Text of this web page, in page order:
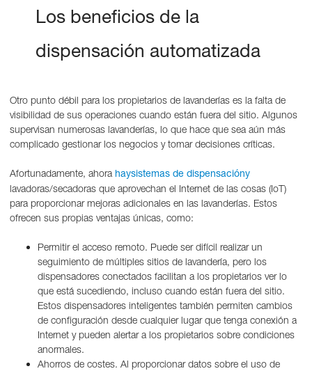
Los beneficios de la
dispensación automatizada
Otro punto débil para los propietarios de lavanderías es la falta de
visibilidad de sus operaciones cuando están fuera del sitio. Algunos
supervisan numerosas lavanderías, lo que hace que sea aún más
complicado gestionar los negocios y tomar decisiones críticas.
Afortunadamente, ahora haysistemas de dispensacióny
lavadoras/secadoras que aprovechan el Internet de las cosas (IoT)
para proporcionar mejoras adicionales en las lavanderías. Estos
ofrecen sus propias ventajas únicas, como:
Permitir el acceso remoto. Puede ser difícil realizar un
seguimiento de múltiples sitios de lavandería, pero los
dispensadores conectados facilitan a los propietarios ver lo
que está sucediendo, incluso cuando están fuera del sitio.
Estos dispensadores inteligentes también permiten cambios
de configuración desde cualquier lugar que tenga conexión a
Internet y pueden alertar a los propietarios sobre condiciones
anormales.
Ahorros de costes. Al proporcionar datos sobre el uso de